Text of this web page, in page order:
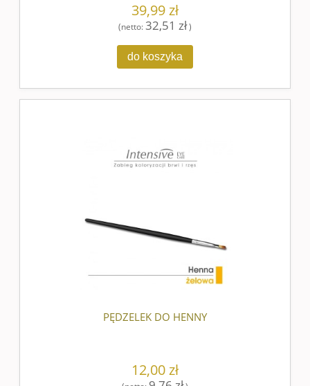
39,99 zł
(netto:32,51 zł)
do koszyka
PĘDZELEK DO HENNY
12,00 zł